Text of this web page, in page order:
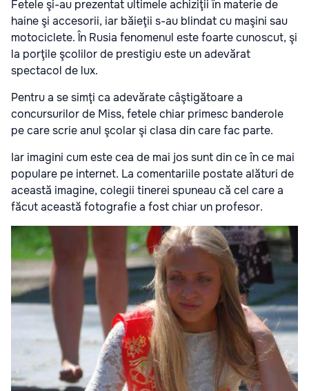
Fetele şi-au prezentat ultimele achiziţii în materie de
haine şi accesorii, iar băieţii s-au blindat cu maşini sau
motociclete. În Rusia fenomenul este foarte cunoscut, şi
la porţile şcolilor de prestigiu este un adevărat
spectacol de lux.
Pentru a se simţi ca adevărate câştigătoare a
concursurilor de Miss, fetele chiar primesc banderole
pe care scrie anul şcolar şi clasa din care fac parte.
Iar imagini cum este cea de mai jos sunt din ce în ce mai
populare pe internet. La comentariile postate alături de
această imagine, colegii tinerei spuneau că cel care a
făcut această fotografie a fost chiar un profesor.